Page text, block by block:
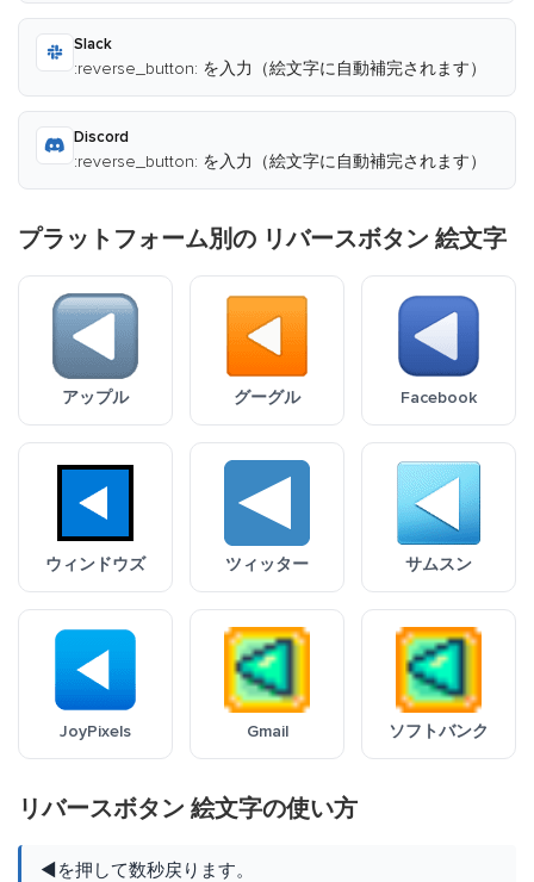
Slack
:reverse_button: を入力（絵文字に自動補完されます）
Discord
:reverse_button: を入力（絵文字に自動補完されます）
プラットフォーム別の リバースボタン 絵文字
アップル グーグル Facebook
ウィンドウズ ツィッター サムスン
JoyPixels Gmail ソフトバンク
リバースボタン 絵文字の使い方
◀️を押して数秒戻ります。